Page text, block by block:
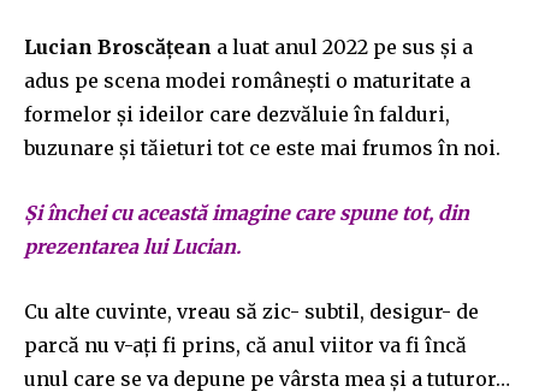
Lucian Broscățean a luat anul 2022 pe sus și a
adus pe scena modei românești o maturitate a
formelor și ideilor care dezvăluie în falduri,
buzunare și tăieturi tot ce este mai frumos în noi.
Și închei cu această imagine care spune tot, din
prezentarea lui Lucian.
Cu alte cuvinte, vreau să zic- subtil, desigur- de
parcă nu v-ați fi prins, că anul viitor va fi încă
unul care se va depune pe vârsta mea și a tuturor…